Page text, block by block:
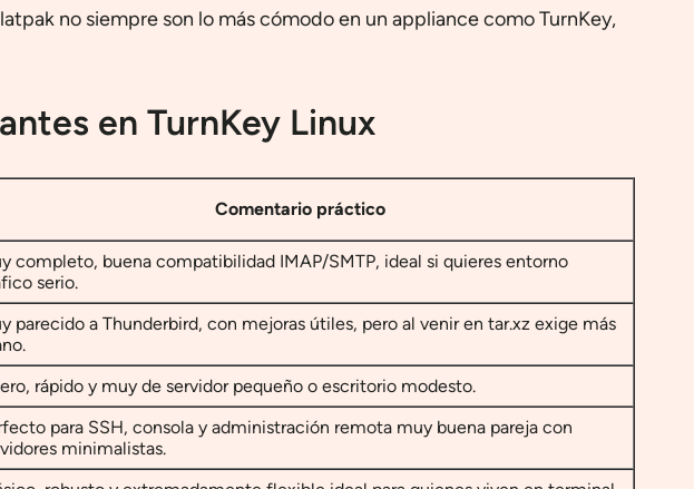
no siempre son lo más cómodo en un appliance como TurnKey,
en TurnKey Linux
Comentario práctico
completo, buena compatibilidad IMAP/SMTP, ideal si quieres entorno
serio.
parecido a Thunderbird, con mejoras útiles, pero al venir en tar.xz exige más
rápido y muy de servidor pequeño o escritorio modesto.
para SSH, consola y administración remota muy buena pareja con
minimalistas.